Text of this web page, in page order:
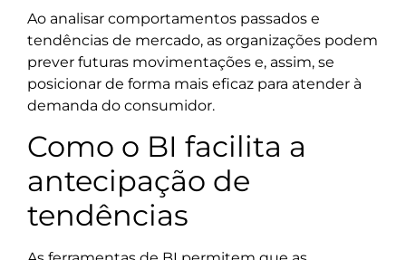
Ao analisar comportamentos passados e
tendências de mercado, as organizações podem
prever futuras movimentações e, assim, se
posicionar de forma mais eficaz para atender à
demanda do consumidor.
Como o BI facilita a
antecipação de
tendências